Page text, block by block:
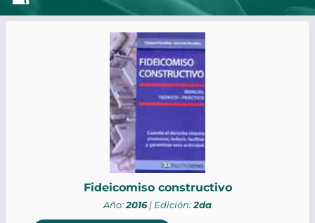
Fideicomiso constructivo
Año:2016| Edición:2da